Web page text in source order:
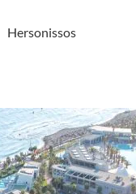
Hersonissos